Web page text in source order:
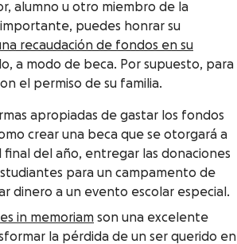
alumno u otro miembro de la
puedes honrar su
recaudación de fondos en su
a modo de beca. Por supuesto, para
el permiso de su familia.
apropiadas de gastar los fondos
crear una beca que se otorgará a
del año, entregar las donaciones
para un campamento de
dinero a un evento escolar especial.
in memoriam son una excelente
la pérdida de un ser querido en